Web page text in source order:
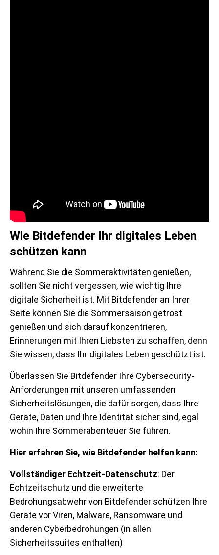
Wie Bitdefender Ihr digitales Leben
schützen kann
Während Sie die Sommeraktivitäten genießen,
sollten Sie nicht vergessen, wie wichtig Ihre
digitale Sicherheit ist. Mit Bitdefender an Ihrer
Seite können Sie die Sommersaison getrost
genießen und sich darauf konzentrieren,
Erinnerungen mit Ihren Liebsten zu schaffen, denn
Sie wissen, dass Ihr digitales Leben geschützt ist.
Überlassen Sie Bitdefender Ihre Cybersecurity-
Anforderungen mit unseren umfassenden
Sicherheitslösungen, die dafür sorgen, dass Ihre
Geräte, Daten und Ihre Identität sicher sind, egal
wohin Ihre Sommerabenteuer Sie führen.
Hier erfahren Sie, wie Bitdefender helfen kann:
Vollständiger Echtzeit-Datenschutz: Der
Echtzeitschutz und die erweiterte
Bedrohungsabwehr von Bitdefender schützen Ihre
Geräte vor Viren, Malware, Ransomware und
anderen Cyberbedrohungen (in allen
Sicherheitssuites enthalten)